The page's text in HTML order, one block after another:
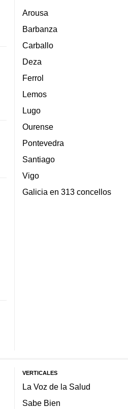
Arousa
Barbanza
Carballo
Deza
Ferrol
Lemos
Lugo
Ourense
Pontevedra
Santiago
Vigo
Galicia en 313 concellos
VERTICALES
La Voz de la Salud
Sabe Bien